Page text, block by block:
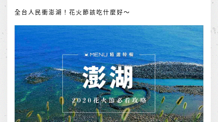
全台人民衝澎湖！花火節該吃什麼好～